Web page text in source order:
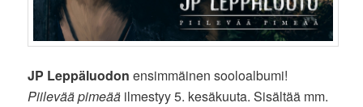
JP Leppäluodon ensimmäinen sooloalbumi!
Piilevää pimeää ilmestyy 5. kesäkuuta. Sisältää mm.